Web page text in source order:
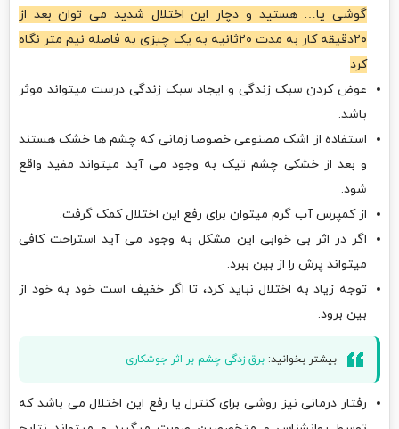
گوشی یا… هستید و دچار این اختلال شدید می توان بعد از
۲۰دقیقه کار به مدت ۲۰ثانیه به یک چیزی به فاصله نیم متر نگاه
کرد
عوض کردن سبک زندگی و ایجاد سبک زندگی درست میتواند موثر
باشد.
استفاده از اشک مصنوعی خصوصا زمانی که چشم ها خشک هستند
و بعد از خشکی چشم تیک به وجود می آید میتواند مفید واقع
شود.
از کمپرس آب گرم میتوان برای رفع این اختلال کمک گرفت.
اگر در اثر بی خوابی این مشکل به وجود می آید استراحت کافی
میتواند پرش را از بین ببرد.
توجه زیاد به اختلال نباید کرد، تا اگر خفیف است خود به خود از
بین برود.
بیشتر بخوانید: برق زدگی چشم بر اثر جوشکاری
رفتار درمانی نیز روشی برای کنترل یا رفع این اختلال می باشد که